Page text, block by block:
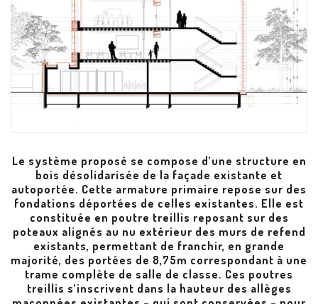
Le système proposé se compose d’une structure en
bois désolidarisée de la façade existante et
autoportée. Cette armature primaire repose sur des
fondations déportées de celles existantes. Elle est
constituée en poutre treillis reposant sur des
poteaux alignés au nu extérieur des murs de refend
existants, permettant de franchir, en grande
majorité, des portées de 8,75m correspondant à une
trame complète de salle de classe. Ces poutres
treillis s’inscrivent dans la hauteur des allèges